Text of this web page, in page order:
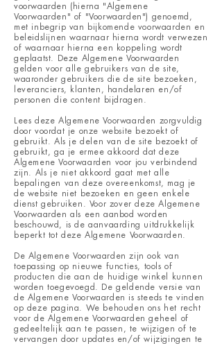
voorwaarden (hierna "Algemene
Voorwaarden" of "Voorwaarden") genoemd,
met inbegrip van bijkomende voorwaarden en
beleidslijnen waarnaar hierna wordt verwezen
of waarnaar hierna een koppeling wordt
geplaatst. Deze Algemene Voorwaarden
gelden voor alle gebruikers van de site,
waaronder gebruikers die de site bezoeken,
leveranciers, klanten, handelaren en/of
personen die content bijdragen.
Lees deze Algemene Voorwaarden zorgvuldig
door voordat je onze website bezoekt of
gebruikt. Als je delen van de site bezoekt of
gebruikt, ga je ermee akkoord dat deze
Algemene Voorwaarden voor jou verbindend
zijn. Als je niet akkoord gaat met alle
bepalingen van deze overeenkomst, mag je
de website niet bezoeken en geen enkele
dienst gebruiken. Voor zover deze Algemene
Voorwaarden als een aanbod worden
beschouwd, is de aanvaarding uitdrukkelijk
beperkt tot deze Algemene Voorwaarden.
De Algemene Voorwaarden zijn ook van
toepassing op nieuwe functies, tools of
producten die aan de huidige winkel kunnen
worden toegevoegd. De geldende versie van
de Algemene Voorwaarden is steeds te vinden
op deze pagina. We behouden ons het recht
voor de Algemene Voorwaarden geheel of
gedeeltelijk aan te passen, te wijzigen of te
vervangen door updates en/of wijzigingen te